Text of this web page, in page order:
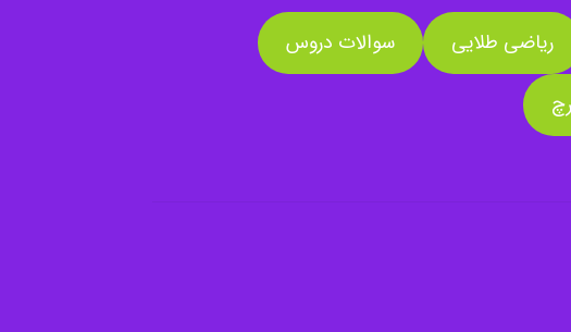
ریاضی طلایی سوالات دروس